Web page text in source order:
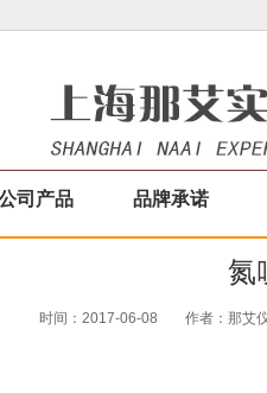
司产品 品牌承诺
氮
时间：2017-06-08 作者：那艾